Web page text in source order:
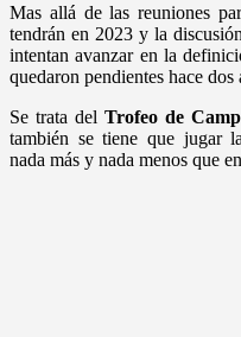
Mas allá de las reuniones
tendrán en 2023 y la
intentan avanzar en la
quedaron pendientes hace dos
Se trata del Trofeo de
también se tiene que jugar
nada más y nada menos que